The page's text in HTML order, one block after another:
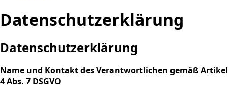
Datenschutzerklärung
Datenschutzerklärung
Name und Kontakt des Verantwortlichen gemäß Artikel
4 Abs. 7 DSGVO